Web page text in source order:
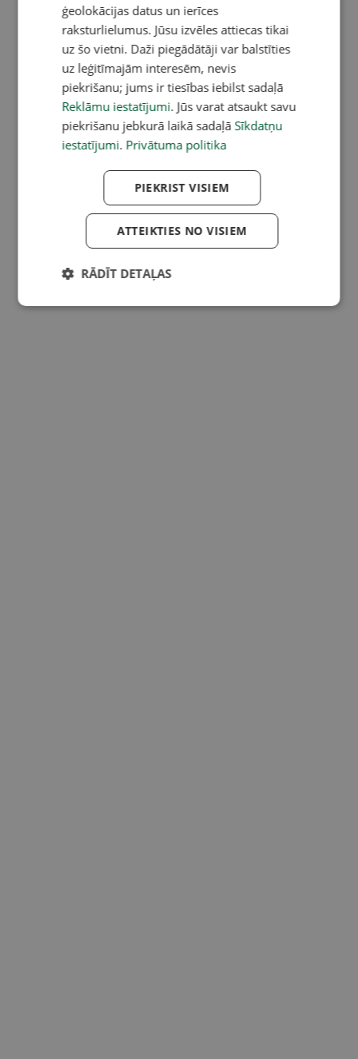
ģeolokācijas datus un ierīces
raksturlielumus. Jūsu izvēles attiecas tikai
uz šo vietni. Daži piegādātāji var balstīties
uz leģitīmajām interesēm, nevis
piekrišanu; jums ir tiesības iebilst sadaļā
Reklāmu iestatījumi. Jūs varat atsaukt savu
piekrišanu jebkurā laikā sadaļā Sīkdatņu
iestatījumi. Privātuma politika
PIEKRIST VISIEM
ATTEIKTIES NO VISIEM
RĀDĪT DETAĻAS